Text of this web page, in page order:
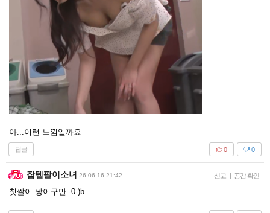
아...이런 느낌일까요
답글 0
0
잡템팔이소녀 26-06-16 21:42 신고 | 공감 확인
첫짤이 짱이구만.-0-)b